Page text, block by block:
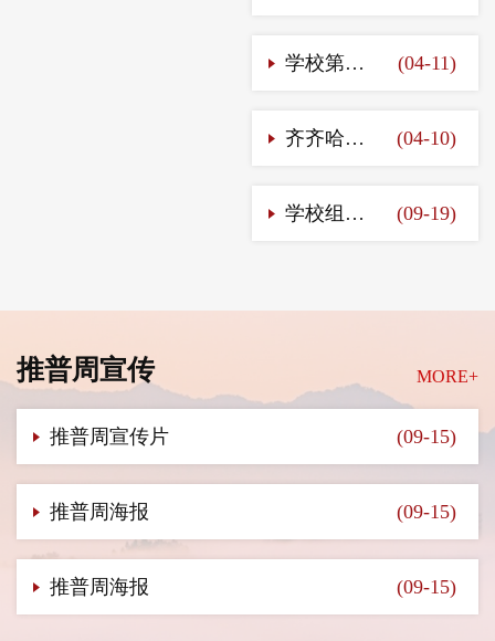
(04-11)
学校第十五届读书节拉开序幕
(04-10)
齐齐哈尔工程学院图书馆携手知网开启科研效率革命
(09-19)
学校组织全校师生观看第25届推普周黑龙江省启动仪式
推普周宣传 MORE+
(09-15)
推普周宣传片
(09-15)
推普周海报
(09-15)
推普周海报